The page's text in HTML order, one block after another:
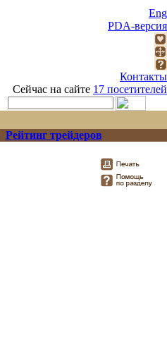
Eng
PDA-версия
Контакты
Сейчас на сайте 17 посетителей
Рейтинг трейдеров